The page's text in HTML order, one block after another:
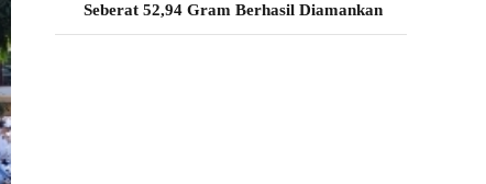
Seberat 52,94 Gram Berhasil Diamankan